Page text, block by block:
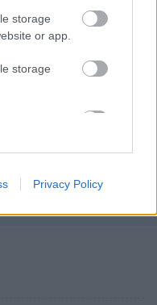
storage
or app.
storage
storage
and other
Privacy Policy
Üzemanyag: Benzin
is!